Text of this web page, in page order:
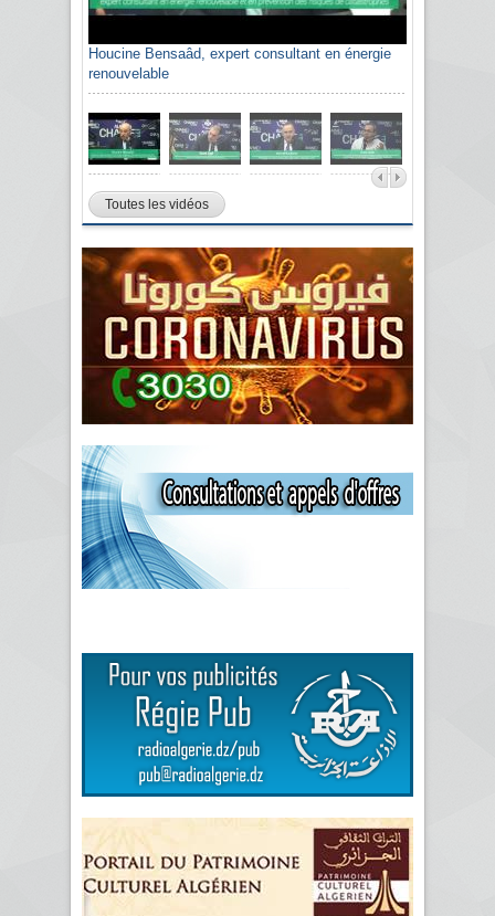
Houcine Bensaâd, expert consultant en énergie
renouvelable
Toutes les vidéos